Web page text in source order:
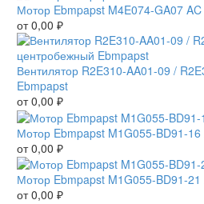
Мотор Ebmpapst M4E074-GA07 AC
от0,00 ₽
Вентилятор R2E310-AA01-09 /
Ebmpapst
от0,00 ₽
Мотор Ebmpapst M1G055-BD91-16
от0,00 ₽
Мотор Ebmpapst M1G055-BD91-21
от0,00 ₽